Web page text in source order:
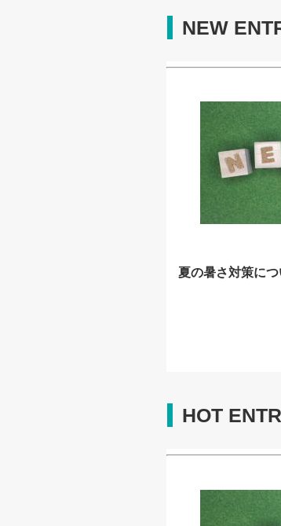
NEW
夏の暑さ対策につ
HOT